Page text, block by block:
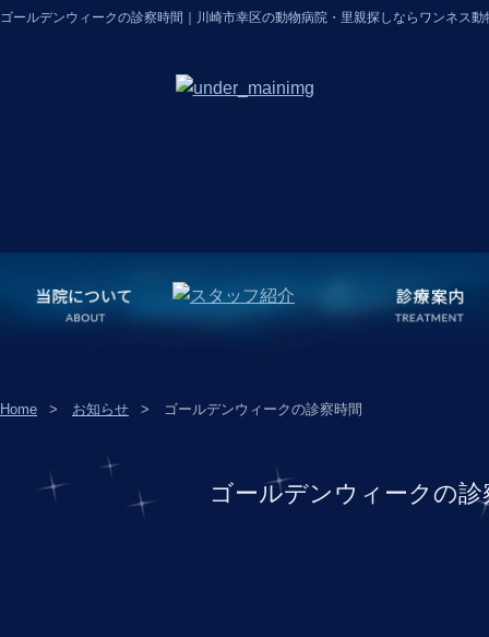
ゴールデンウィークの診察時間｜川崎市幸区の動物病院・里親探しならワンネス動
Home お知らせ ゴールデンウィークの診察時間
ゴールデンウィークの診